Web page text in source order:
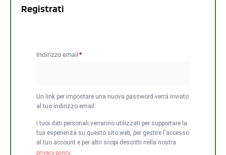
Registrati
Indirizzo email*
Un link per impostare una nuova password verrà inviato
al tuo indirizzo email.
I tuoi dati personali verranno utilizzati per supportare la
tua esperienza su questo sito web, per gestire l'accesso
al tuo account e per altri scopi descritti nella nostra
privacy policy.